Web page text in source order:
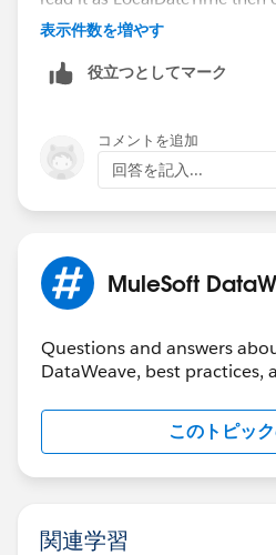
output application/
}
Regards,
Shekh
表示件数を増やす
役立つとしてマーク
コメントを追加
回答を記入...
MuleSoft
Questions and answers
DataWeave, best practices,
このトピッ
関連学習